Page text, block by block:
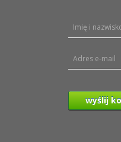
wyślij